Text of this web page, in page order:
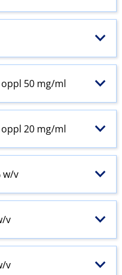
oppl 50 mg/ml
oppl 20 mg/ml
w​/​v
​v
​v